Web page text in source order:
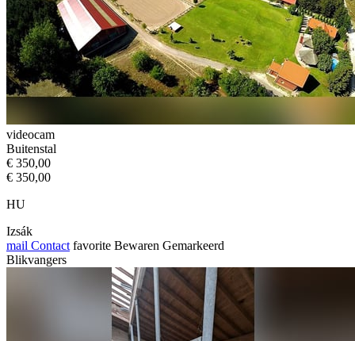
videocam
Buitenstal
€ 350,00
€ 350,00
HU
Izsák
mail Contact favorite Bewaren Gemarkeerd
Blikvangers